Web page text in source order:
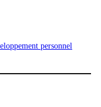
personnel